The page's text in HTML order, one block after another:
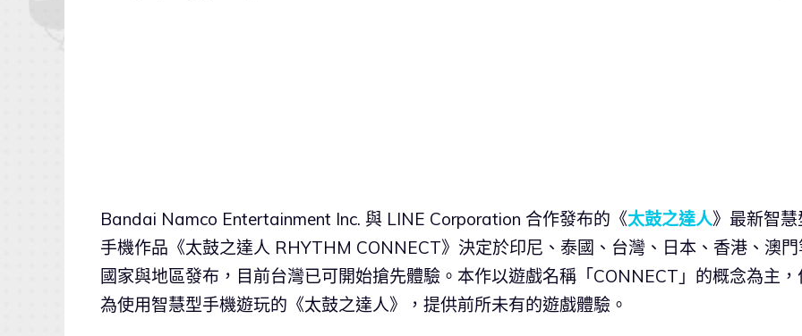
Bandai Namco Entertainment Inc. 與 LINE Corporation 合作發布的《太鼓之達人》最新智慧
手機作品《太鼓之達人 RHYTHM CONNECT》決定於印尼、泰國、台灣、日本、香港、澳
國家與地區發布，目前台灣已可開始搶先體驗。本作以遊戲名稱「CONNECT」的概念為主，
為使用智慧型手機遊玩的《太鼓之達人》，提供前所未有的遊戲體驗。